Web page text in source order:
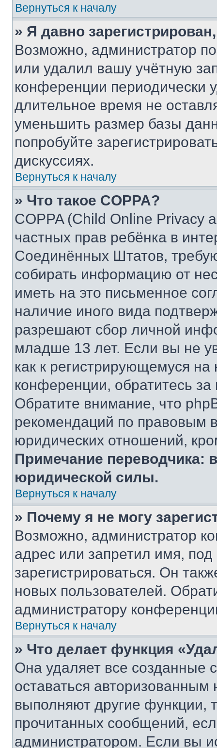
Вернуться к началу
» Я давно
Возможно, администратор
или удалил вашу учётную
конференции периодически
длительное время не
уменьшить размер базы
попробуйте
дискуссиях.
Вернуться к началу
» Что такое COPPA?
COPPA (Child Online Privacy
частных прав ребёнка в
Соединённых Штатов,
собирать информацию от
иметь на это письменное
наличие иного вида
разрешают сбор личной
младше 13 лет. Если вы не
как к регистрирующемуся
конференции, обратитесь
Обратите внимание, что
рекомендаций по правовым
юридических отношений,
Примечание переводчика:
юридической силы.
Вернуться к началу
» Почему я не могу
Возможно, администратор
адрес или запретил имя,
зарегистрироваться. Он
новых пользователей.
администратору
Вернуться к началу
» Что делает функция
Она удаляет все созданные
оставаться
выполняют другие функции,
прочитанных сообщений,
администратором. Если вы